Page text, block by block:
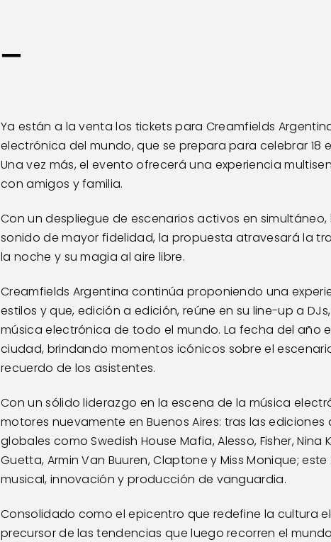
—
Ya están a la venta los tickets para Creamfields
electrónica del mundo, que se prepara para celebrar
Una vez más, el evento ofrecerá una experiencia
con amigos y familia.
Con un despliegue de escenarios activos en
sonido de mayor fidelidad, la propuesta atravesará la
la noche y su magia al aire libre.
Creamfields Argentina continúa proponiendo una
estilos y que, edición a edición, reúne en su line-up a
música electrónica de todo el mundo. La fecha del año
ciudad, brindando momentos icónicos sobre el
recuerdo de los asistentes.
Con un sólido liderazgo en la escena de la música
motores nuevamente en Buenos Aires: tras las
globales como Swedish House Mafia, Alesso, Fisher, Nina
Guetta, Armin Van Buuren, Claptone y Miss Monique;
musical, innovación y producción de vanguardia.
Consolidado como el epicentro que redefine la cultura
precursor de las tendencias que luego recorren el